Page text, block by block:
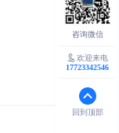
欢迎来电
17723342546
回到顶部